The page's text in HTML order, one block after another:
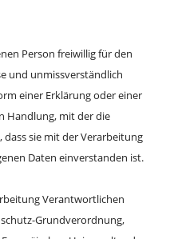
Person freiwillig für den
und unmissverständlich
einer Erklärung oder einer
Handlung, mit der die
sie mit der Verarbeitung
Daten einverstanden ist.
Verantwortlichen
Grundverordnung,